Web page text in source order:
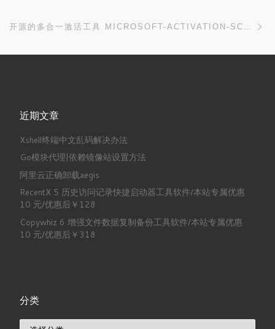
近期文章
Xshell终端中文乱码解决办法
Go模块代理|依赖镜像站设置方法
阿里云正确卸载aegis
RecentX 5 历史访问记录快捷启动器工具软件/本站专属优惠
10 元/优惠后￥128
Copywhiz 6 增强文件数据复制备份工具软件/本站专属优惠
10 元/优惠后￥318
分类